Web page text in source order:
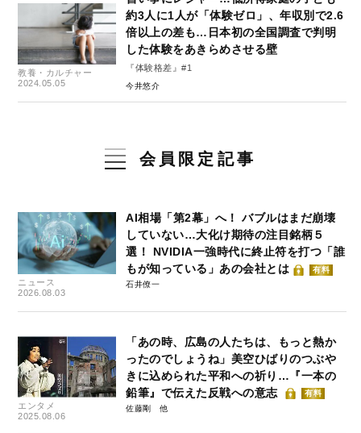
教養・カルチャー
2024.05.05
約3人に1人が「体験ゼロ」、年収別で2.6
倍以上の差も…日本初の全国調査で判明
した体験をあきらめさせる壁
『体験格差』#1
今井悠介
会員限定記事
ニュース
2026.08.03
AI相場「第2幕」へ！ バブルはまだ崩壊
していない…大化け期待の注目銘柄５
選！ NVIDIA一強時代に終止符を打つ「誰
もが知っている」あの会社とは
有料
石井僚一
エンタメ
2025.08.06
「あの時、広島の人たちは、もっと熱か
ったのでしょうね」美空ひばりのつぶや
きに込められた平和への祈り…『一本の
鉛筆』で伝えた反戦への意志
有料
佐藤剛